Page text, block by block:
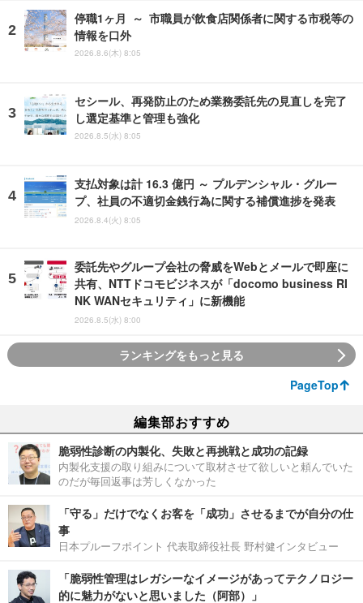
停職1ヶ月 ～ 市職員が飲食店関係者に関する市税等の
情報を口外
2026.8.6(木) 8:05
セシール、再発防止のため業務委託先の見直しを完了
し選定基準と管理も強化
2026.8.5(水) 8:05
支払対象は計 16.3 億円 ～ プルデンシャル・グルー
プ、社員の不適切金銭行為に関する補償進捗を発表
2026.8.4(火) 8:05
委託先やグループ会社の脅威をWebとメールで即座に
共有、NTTドコモビジネスが「docomo business RI
NK WANセキュリティ」に新機能
2026.8.5(水) 8:00
ランキングをもっと見る
PageTop
編集部おすすめ
脆弱性診断の内製化、失敗と再挑戦と成功の記録
内製化支援の取り組みについて取材させて欲しいと頼んでいた
のだが毎回返事は芳しくなかった
「守る」だけでなくお客を「成功」させるまでが自分の仕
事
日本プルーフポイント 代表取締役社長 野村健インタビュー
「脆弱性管理はレガシーなイメージがあってテクノロジー
的に魅力がないと思いました（阿部）」